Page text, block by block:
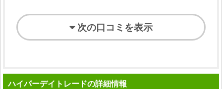
次の口コミを表示
ハイパーデイトレードの詳細情報